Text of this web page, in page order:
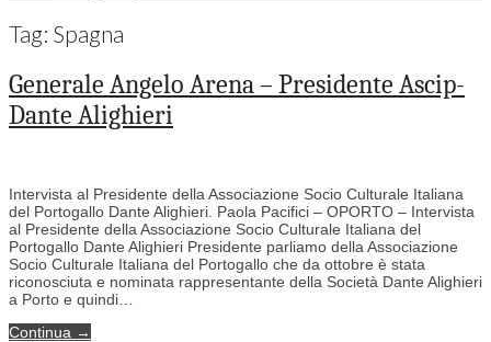
Tag: Spagna
Generale Angelo Arena – Presidente Ascip-
Dante Alighieri
Intervista al Presidente della Associazione Socio Culturale Italiana
del Portogallo Dante Alighieri. Paola Pacifici – OPORTO – Intervista
al Presidente della Associazione Socio Culturale Italiana del
Portogallo Dante Alighieri Presidente parliamo della Associazione
Socio Culturale Italiana del Portogallo che da ottobre è stata
riconosciuta e nominata rappresentante della Società Dante Alighieri
a Porto e quindi…
Continua →